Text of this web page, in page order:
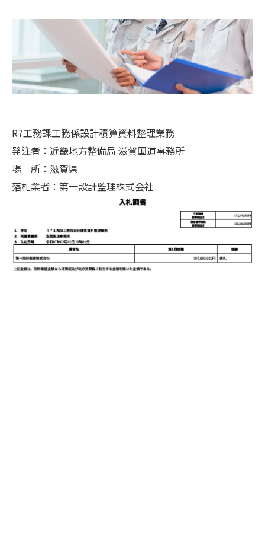
R7工務課工務係設計積算資料整理業務
発注者：近畿地方整備局 滋賀国道事務所
場 所：滋賀県
落札業者：第一設計監理株式会社